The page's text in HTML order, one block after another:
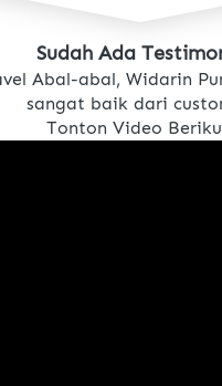
Sudah Ada
Abal-abal, Widarin
sangat baik dari
Tonton Video